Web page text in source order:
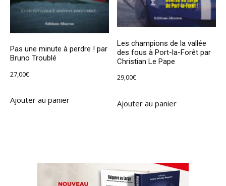
Pas une minute à perdre ! par
Bruno Troublé
27,00€
Ajouter au panier
Les champions de la vallée
des fous à Port-la-Forêt par
Christian Le Pape
29,00€
Ajouter au panier